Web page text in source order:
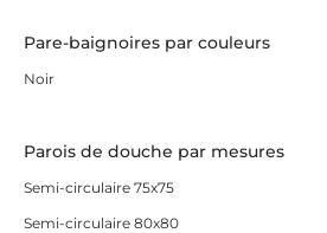
Pare-baignoires par couleurs
Noir
Parois de douche par mesures
Semi-circulaire 75x75
Semi-circulaire 80x80